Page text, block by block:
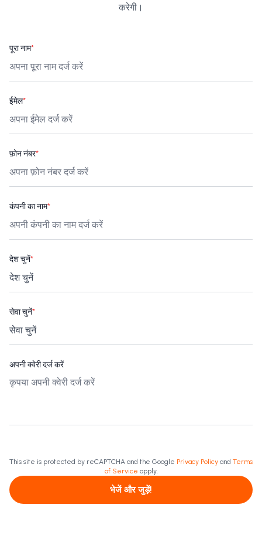
करेगी।
पूरा नाम*
ईमेल*
फ़ोन नंबर*
कंपनी का नाम*
देश चुनें*
सेवा चुनें*
अपनी क्वेरी दर्ज करें
This site is protected by reCAPTCHA and the Google Privacy Policy and Terms
of Service apply.
भेजें और जुड़ें!